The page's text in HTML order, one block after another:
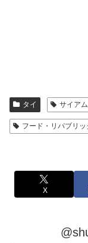
タイ サイア
フード・リパブリッ
X